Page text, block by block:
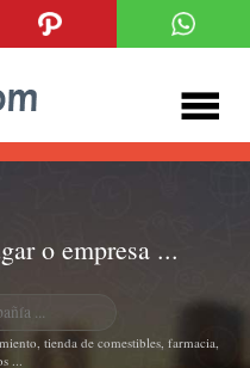
o empresa ...
tienda de comestibles, farmacia,
...